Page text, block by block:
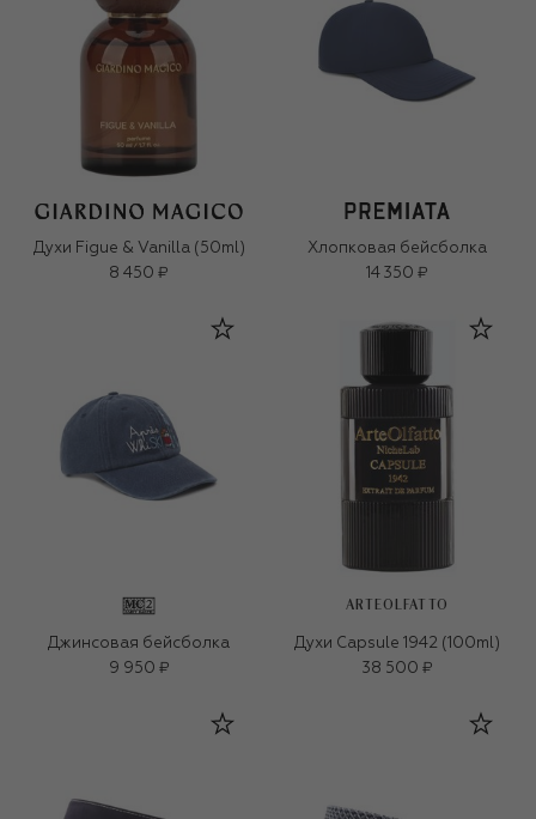
Духи Figue & Vanilla (50ml)
8 450 ₽
Хлопковая бейсболка
14 350 ₽
Джинсовая бейсболка
9 950 ₽
ARTEOLFATTO
Духи Capsule 1942 (100ml)
38 500 ₽